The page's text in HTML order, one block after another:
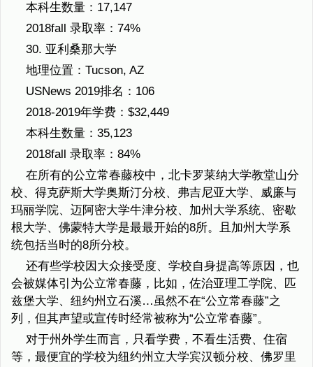
本科生数量：17,147
2018fall 录取率：74%
30. 亚利桑那大学
地理位置：Tucson, AZ
USNews 2019排名：106
2018-2019年学费：$32,449
本科生数量：35,123
2018fall 录取率：84%
在所有的公立常春藤校中，北卡罗莱纳大学教堂山分
校、得克萨斯大学奥斯汀分校、弗吉尼亚大学、威廉与
玛丽学院、迈阿密大学牛津分校、加州大学系统、密歇
根大学、佛蒙特大学是最最开始的8所。且加州大学系
统包括当时的8所分校。
还有些学校因大众接受度、学校自身提高等原因，也
会被媒体引为公立常春藤，比如，佐治亚理工学院、匹
兹堡大学、纽约州立石溪…虽然不在“公立常春藤”之
列，但其声望或宣传时经常被称为“公立常春藤”。
对于州外学生而言，只看学费，不看生活费、住宿
等，最便宜的学校为纽约州立大学宾汉顿分校、佛罗里